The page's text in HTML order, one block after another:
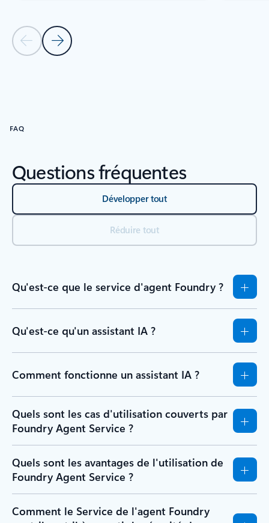
Diapositive précédente
Diapositive suivante
FAQ
Questions fréquentes
Développer tout
Réduire tout
Qu'est-ce que le service d'agent Foundry ?
Qu'est-ce qu'un assistant IA ?
Comment fonctionne un assistant IA ?
Quels sont les cas d'utilisation couverts par
Foundry Agent Service ?
Quels sont les avantages de l'utilisation de
Foundry Agent Service ?
Comment le Service de l'agent Foundry